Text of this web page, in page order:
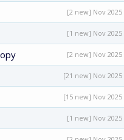
[2 new] Nov 2025
[1 new] Nov 2025
[2 new] Nov 2025
[21 new] Nov 2025
[15 new] Nov 2025
[1 new] Nov 2025